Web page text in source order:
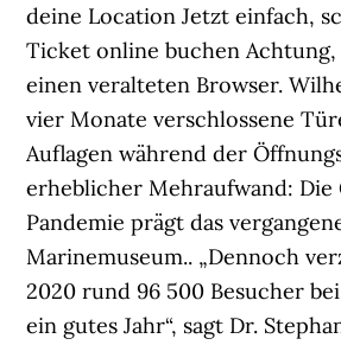
deine Location Jetzt einfach,
Ticket online buchen Achtung,
einen veralteten Browser.
vier Monate verschlossene
Auflagen während der
erheblicher Mehraufwand: Die
Pandemie prägt das
Marinemuseum.. „Dennoch
2020 rund 96 500 Besucher
ein gutes Jahr“, sagt Dr.